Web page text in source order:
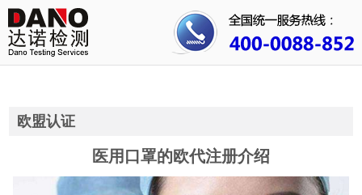
首页
关于我们
成功案例
欧盟认证
医用口罩的欧代注册介绍